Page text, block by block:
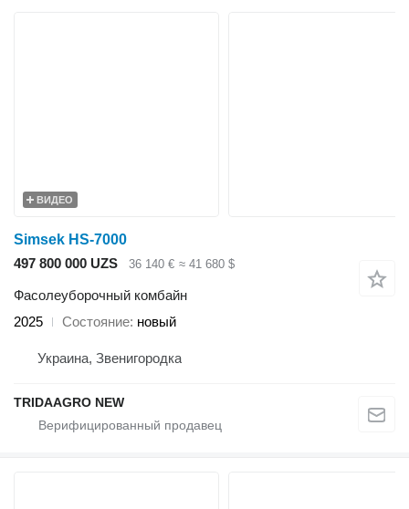
ВИДЕО
Simsek HS-7000
497 800 000 UZS
36 140 € ≈ 41 680 $
Фасолеуборочный комбайн
2025
Состояние новый
Украина, Звенигородка
TRIDAAGRO NEW